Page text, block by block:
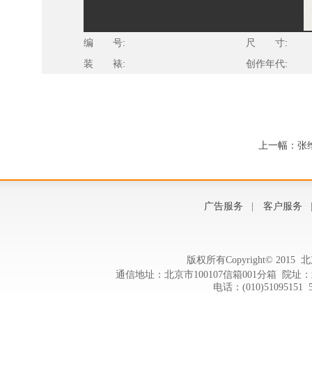
编 号:
尺 寸:
装 裱:
创作年代:
上一幅：张
广告服务 客户服务
版权所有Copyright© 2015
通信地址：北京市100107信箱001分箱 院址
电话：(010)51095151